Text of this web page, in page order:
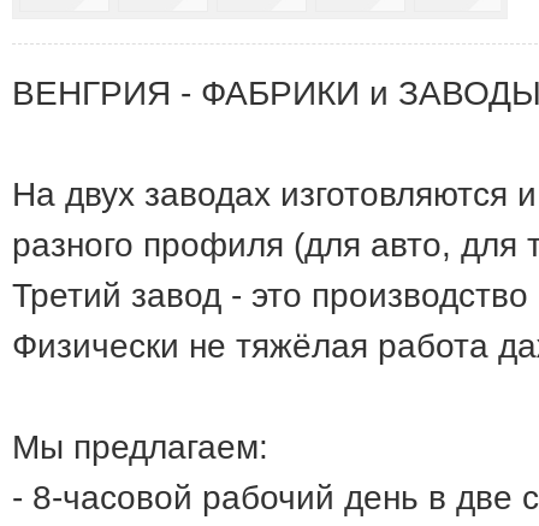
ВЕНГРИЯ - ФАБРИКИ и
На двух заводах изготовляются
разного профиля (для авто, для
Третий завод - это
Физически не тяжёлая работа
Мы предлагаем:
- 8-часовой рабочий день в две